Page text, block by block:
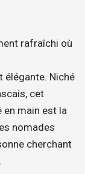
rafraîchi où
élégante. Niché
cet
main est la
nomades
cherchant